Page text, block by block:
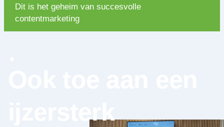
Dit is het geheim van succesvolle
contentmarketing
ijzersterk